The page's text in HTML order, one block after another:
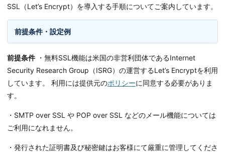
SSL（Let’s Encrypt）を導入する手順についてご案内しています。
前提条件・設定例
前提条件 ・無料SSL機能は米国の非営利団体であるInternet
Security Research Group（ISRG）の運営するLet’s Encryptを利用
しています。 利用には提供元のポリシーに同意する必要がありま
す。
・SMTP over SSL や POP over SSL などのメール機能については
ご利用になれません。
・発行された証明書及び秘密鍵はお客様にて厳重に管理してくださ